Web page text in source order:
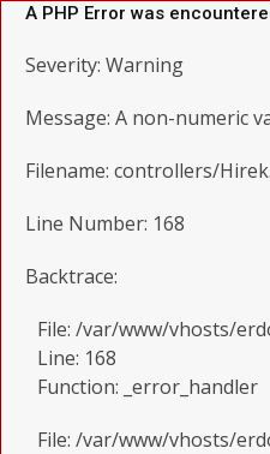
A PHP Error was
Severity: Warning
Message: A non-numeric
Filename: controllers/
Line Number: 168
Backtrace:
File: /var/www/vhosts/
Line: 168
Function: _error_handler
File: /var/www/vhosts/